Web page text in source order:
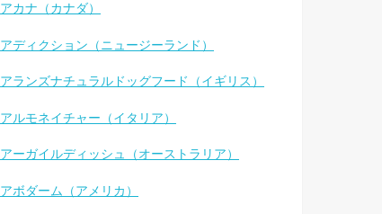
アカナ（カナダ）
アディクション（ニュージーランド）
アランズナチュラルドッグフード（イギリス）
アルモネイチャー（イタリア）
アーガイルディッシュ（オーストラリア）
アボダーム（アメリカ）